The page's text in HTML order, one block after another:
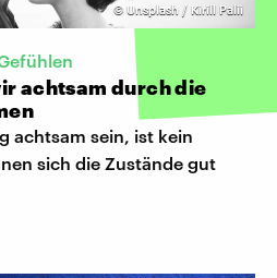
© Unsplash / Kirill Palii
achtsam durch die
achtsam sein, ist kein
sich die Zustände gut